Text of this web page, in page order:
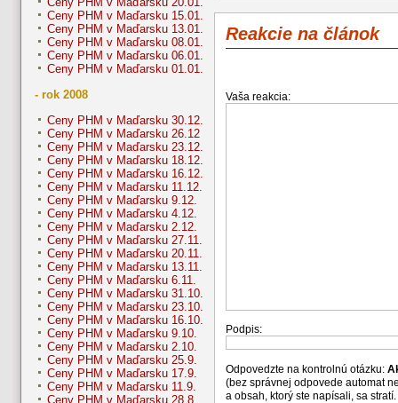
Ceny PHM v Maďarsku 15.01.
Ceny PHM v Maďarsku 13.01.
Ceny PHM v Maďarsku 08.01.
Ceny PHM v Maďarsku 06.01.
Ceny PHM v Maďarsku 01.01.
- rok 2008
Ceny PHM v Maďarsku 30.12.
Ceny PHM v Maďarsku 26.12
Ceny PHM v Maďarsku 23.12.
Ceny PHM v Maďarsku 18.12.
Ceny PHM v Maďarsku 16.12.
Ceny PHM v Maďarsku 11.12.
Ceny PHM v Maďarsku 9.12.
Ceny PHM v Maďarsku 4.12.
Ceny PHM v Maďarsku 2.12.
Ceny PHM v Maďarsku 27.11.
Ceny PHM v Maďarsku 20.11.
Ceny PHM v Maďarsku 13.11.
Ceny PHM v Maďarsku 6.11.
Ceny PHM v Maďarsku 31.10.
Ceny PHM v Maďarsku 23.10.
Ceny PHM v Maďarsku 16.10.
Ceny PHM v Maďarsku 9.10.
Ceny PHM v Maďarsku 2.10.
Ceny PHM v Maďarsku 25.9.
Ceny PHM v Maďarsku 17.9.
Ceny PHM v Maďarsku 11.9.
Ceny PHM v Maďarsku 28.8.
Reakcie na článok
Vaša reakcia:
Podpis:
Odpovedzte na kontrolnú otázku:
(bez správnej odpovede automat
a obsah, ktorý ste napísali, sa